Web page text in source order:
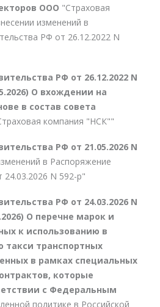
ООО "Страховая
изменений в
РФ от 26.12.2022 N
РФ от 26.12.2022 N
О вхождении на
в состав совета
компания "НСК""
РФ от 21.05.2026 N
в Распоряжение
N 592-р"
РФ от 24.03.2026 N
О перечне марок и
к использованию в
такси транспортных
в рамках специальных
которые
с Федеральным
политике в Российской